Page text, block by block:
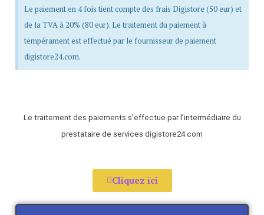
Le paiement en 4 fois tient compte des frais Digistore (50 eur) et
de la TVA à 20% (80 eur). Le traitement du paiement à
tempérament est effectué par le fournisseur de paiement
digistore24.com.
Le traitement des paiements s’effectue par l’intermédiaire du
prestataire de services digistore24.com
Cliquez ici